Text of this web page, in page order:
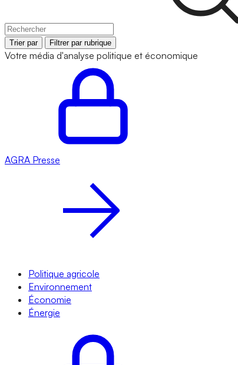
Trier par Filtrer par rubrique
Votre média d'analyse politique et économique
AGRA Presse
Politique agricole
Environnement
Économie
Énergie